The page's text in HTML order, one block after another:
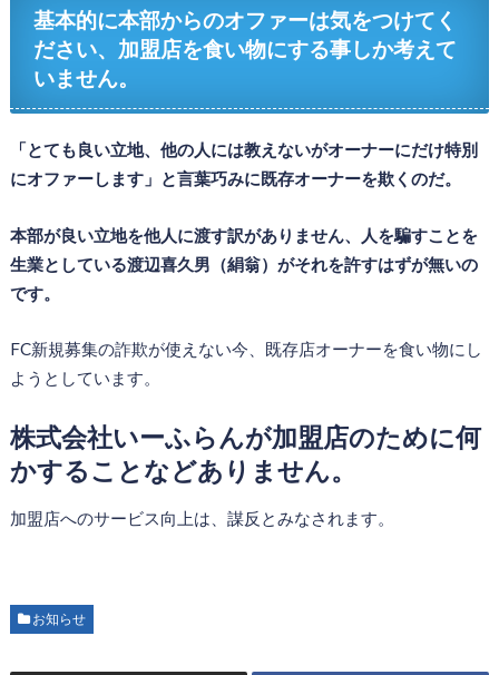
基本的に本部からのオファーは気をつけてく
ださい、加盟店を食い物にする事しか考えて
いません。
「とても良い立地、他の人には教えないがオーナーにだけ特別
にオファーします」と言葉巧みに既存オーナーを欺くのだ。
本部が良い立地を他人に渡す訳がありません、人を騙すことを
生業としている渡辺喜久男（絹翁）がそれを許すはずが無いの
です。
FC新規募集の詐欺が使えない今、既存店オーナーを食い物にし
ようとしています。
株式会社いーふらんが加盟店のために何
かすることなどありません。
加盟店へのサービス向上は、謀反とみなされます。
お知らせ